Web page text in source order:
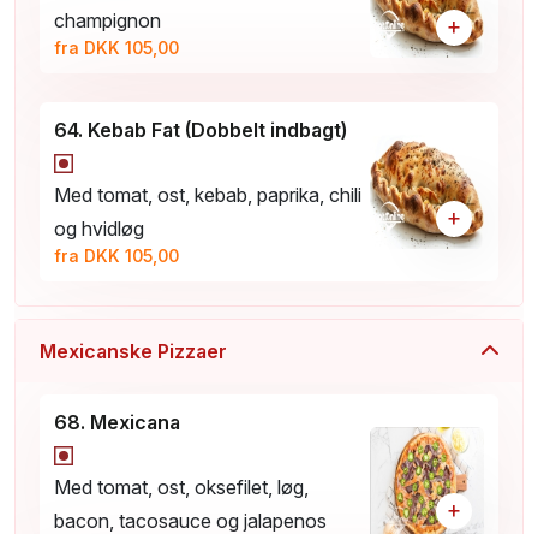
champignon
fra DKK 105,00
+
64. Kebab Fat (Dobbelt indbagt)
Med tomat, ost, kebab, paprika, chili
og hvidløg
fra DKK 105,00
+
Mexicanske Pizzaer
68. Mexicana
Med tomat, ost, oksefilet, løg,
bacon, tacosauce og jalapenos
+